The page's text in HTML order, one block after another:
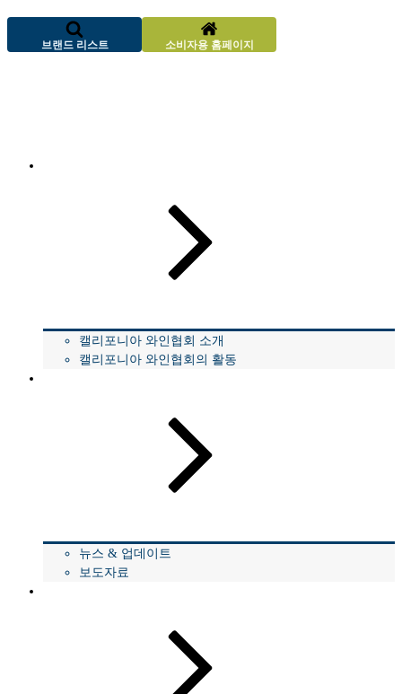
브랜드 리스트 소비자용 홈페이지
캘리포니아 와인협회 소개
캘리포니아 와인협회의 활동
뉴스 & 업데이트
보도자료